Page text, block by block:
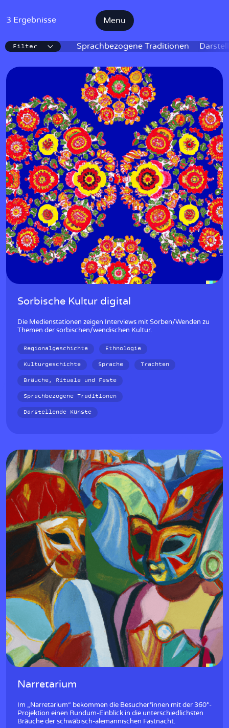
Menu
Filter Sprachbezogene Traditionen
IKE
3 Ergebnisse
Sorbische Kultur digital
Die Medienstationen zeigen Interviews mit Sorben/Wenden zu
Themen der sorbischen/wendischen Kultur.
Regionalgeschichte
Ethnologie
Kulturgeschichte
Sprache
Trachten
Bräuche, Rituale und Feste
Sprachbezogene Traditionen
Darstellende Künste
Narretarium
Im „Narretarium“ bekommen die Besucher*innen mit der 360°-
Projektion einen Rundum-Einblick in die unterschiedlichsten
Bräuche der schwäbisch-alemannischen Fastnacht.